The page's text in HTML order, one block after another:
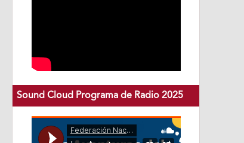
Sound Cloud Programa de Radio 2025